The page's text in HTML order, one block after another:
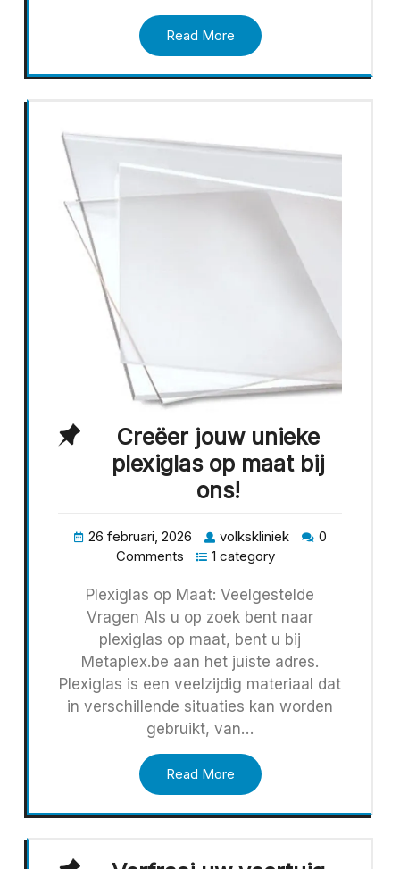
Read More
Creëer jouw unieke
plexiglas op maat bij
ons!
26 februari, 2026 volkskliniek
0
Comments
1 category
Plexiglas op Maat: Veelgestelde
Vragen Als u op zoek bent naar
plexiglas op maat, bent u bij
Metaplex.be aan het juiste adres.
Plexiglas is een veelzijdig materiaal dat
in verschillende situaties kan worden
gebruikt, van…
Read More